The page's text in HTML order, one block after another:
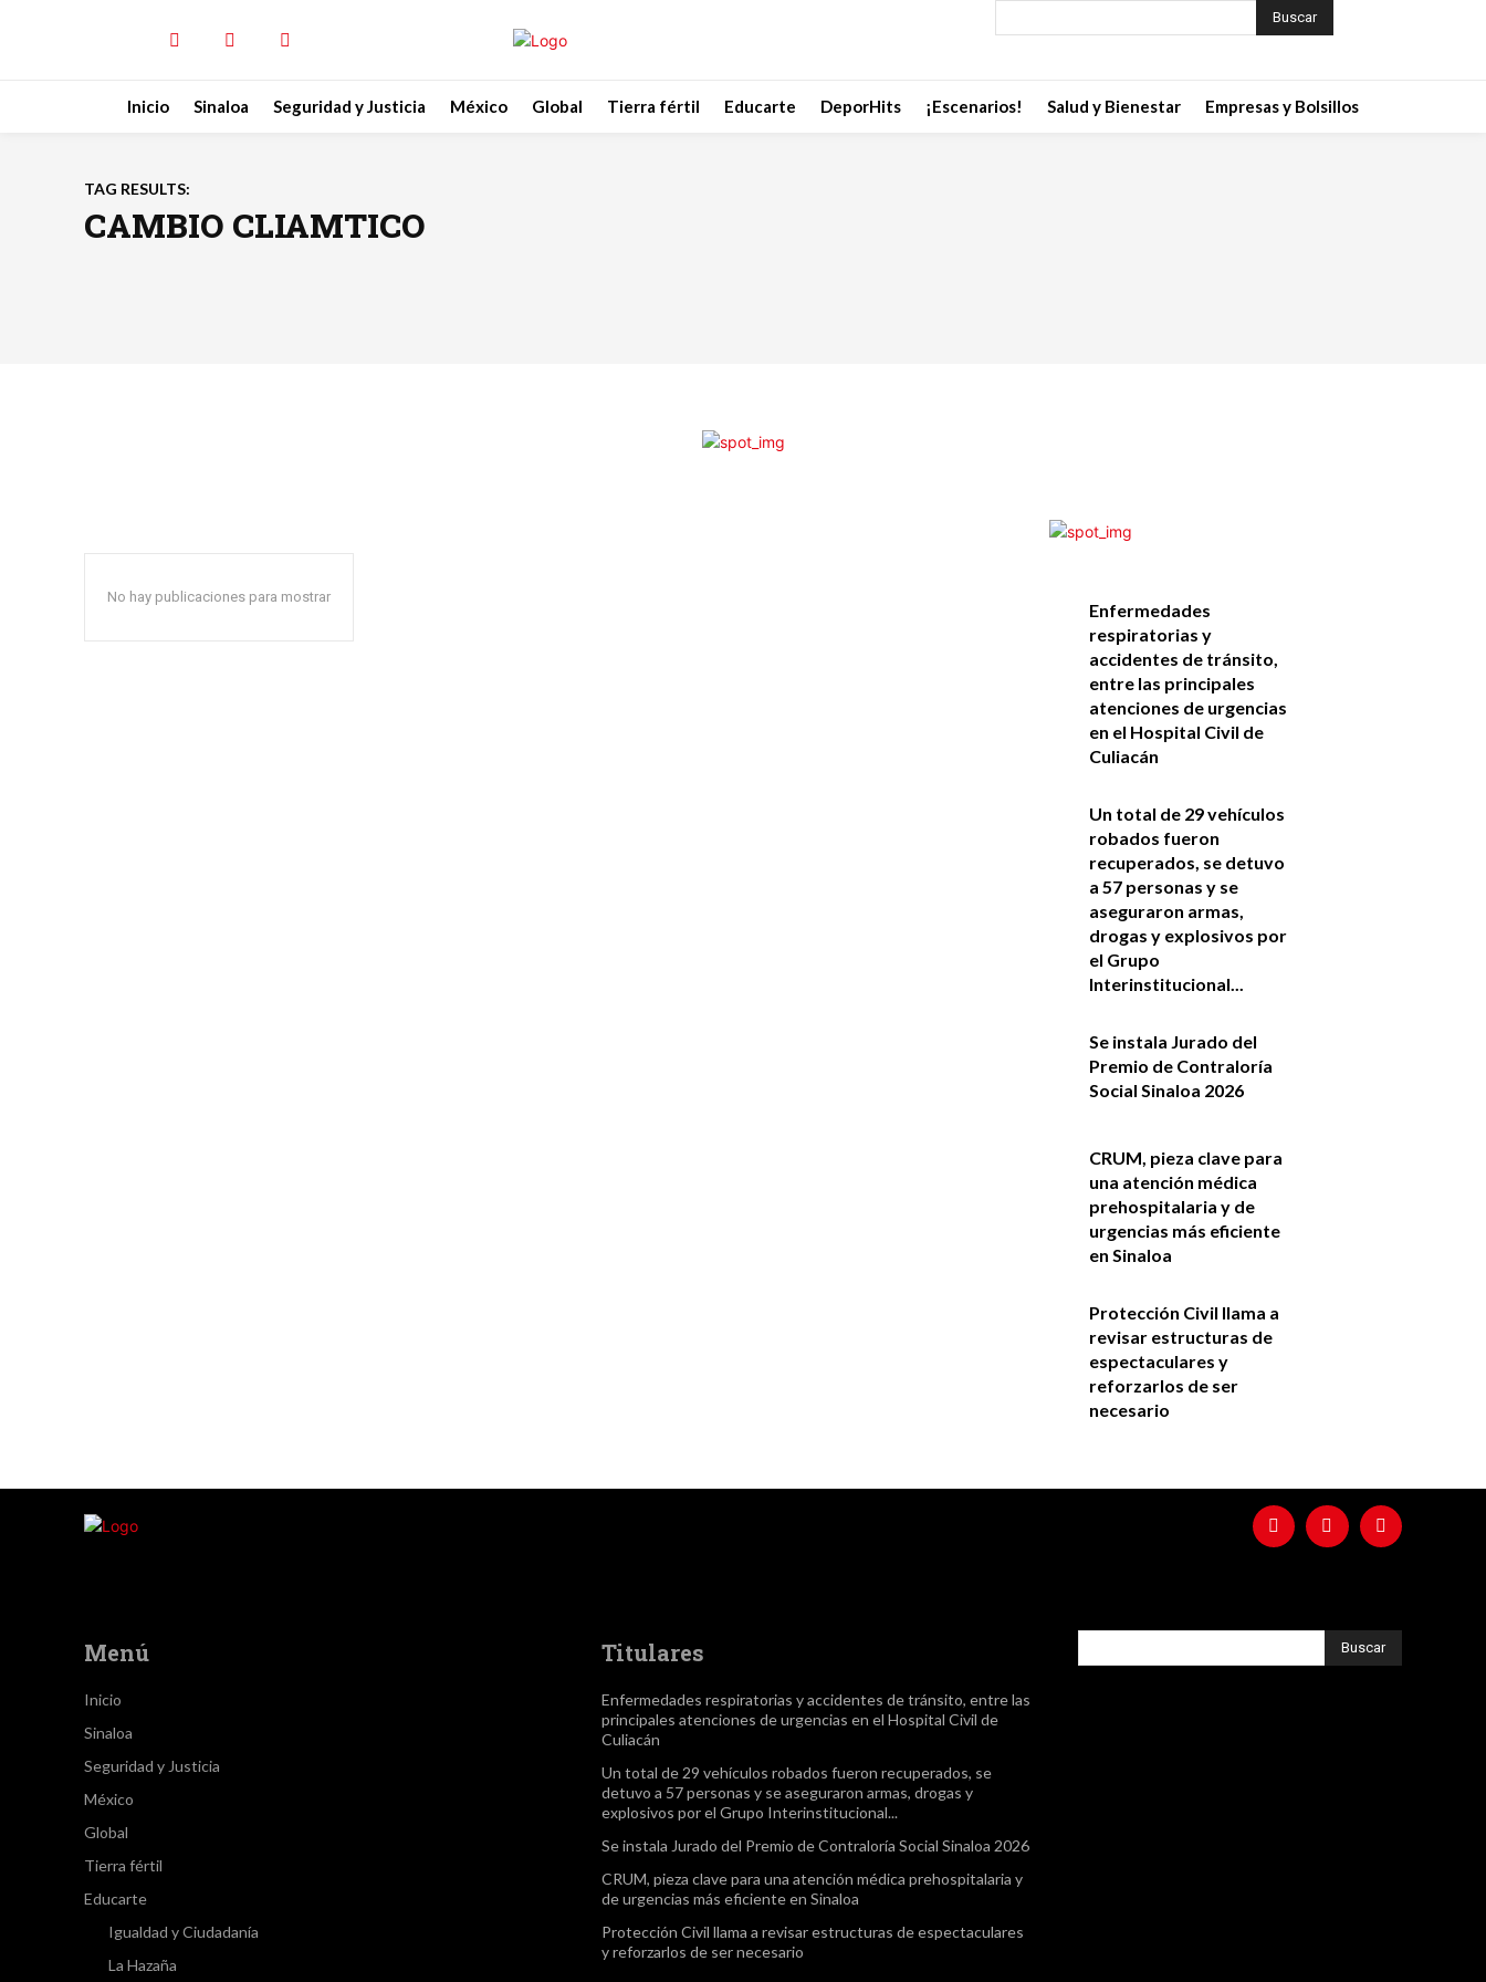
Buscar
Inicio Sinaloa Seguridad y Justicia México Global Tierra fértil Educarte DeporHits ¡Escenarios! Salud y Bienestar Empresas y Bolsillos
TAG RESULTS:
CAMBIO CLIAMTICO
No hay publicaciones para mostrar
Enfermedades
respiratorias y
accidentes de tránsito,
entre las principales
atenciones de urgencias
en el Hospital Civil de
Culiacán
Un total de 29 vehículos
robados fueron
recuperados, se detuvo
a 57 personas y se
aseguraron armas,
drogas y explosivos por
el Grupo
Interinstitucional...
Se instala Jurado del
Premio de Contraloría
Social Sinaloa 2026
CRUM, pieza clave para
una atención médica
prehospitalaria y de
urgencias más eficiente
en Sinaloa
Protección Civil llama a
revisar estructuras de
espectaculares y
reforzarlos de ser
necesario
Menú
Inicio
Sinaloa
Seguridad y Justicia
México
Global
Tierra fértil
Educarte
Igualdad y Ciudadanía
La Hazaña
Titulares
Enfermedades respiratorias y accidentes de tránsito, entre las
principales atenciones de urgencias en el Hospital Civil de
Culiacán
Un total de 29 vehículos robados fueron recuperados, se
detuvo a 57 personas y se aseguraron armas, drogas y
explosivos por el Grupo Interinstitucional...
Se instala Jurado del Premio de Contraloría Social Sinaloa 2026
CRUM, pieza clave para una atención médica prehospitalaria y
de urgencias más eficiente en Sinaloa
Protección Civil llama a revisar estructuras de espectaculares
y reforzarlos de ser necesario
Buscar